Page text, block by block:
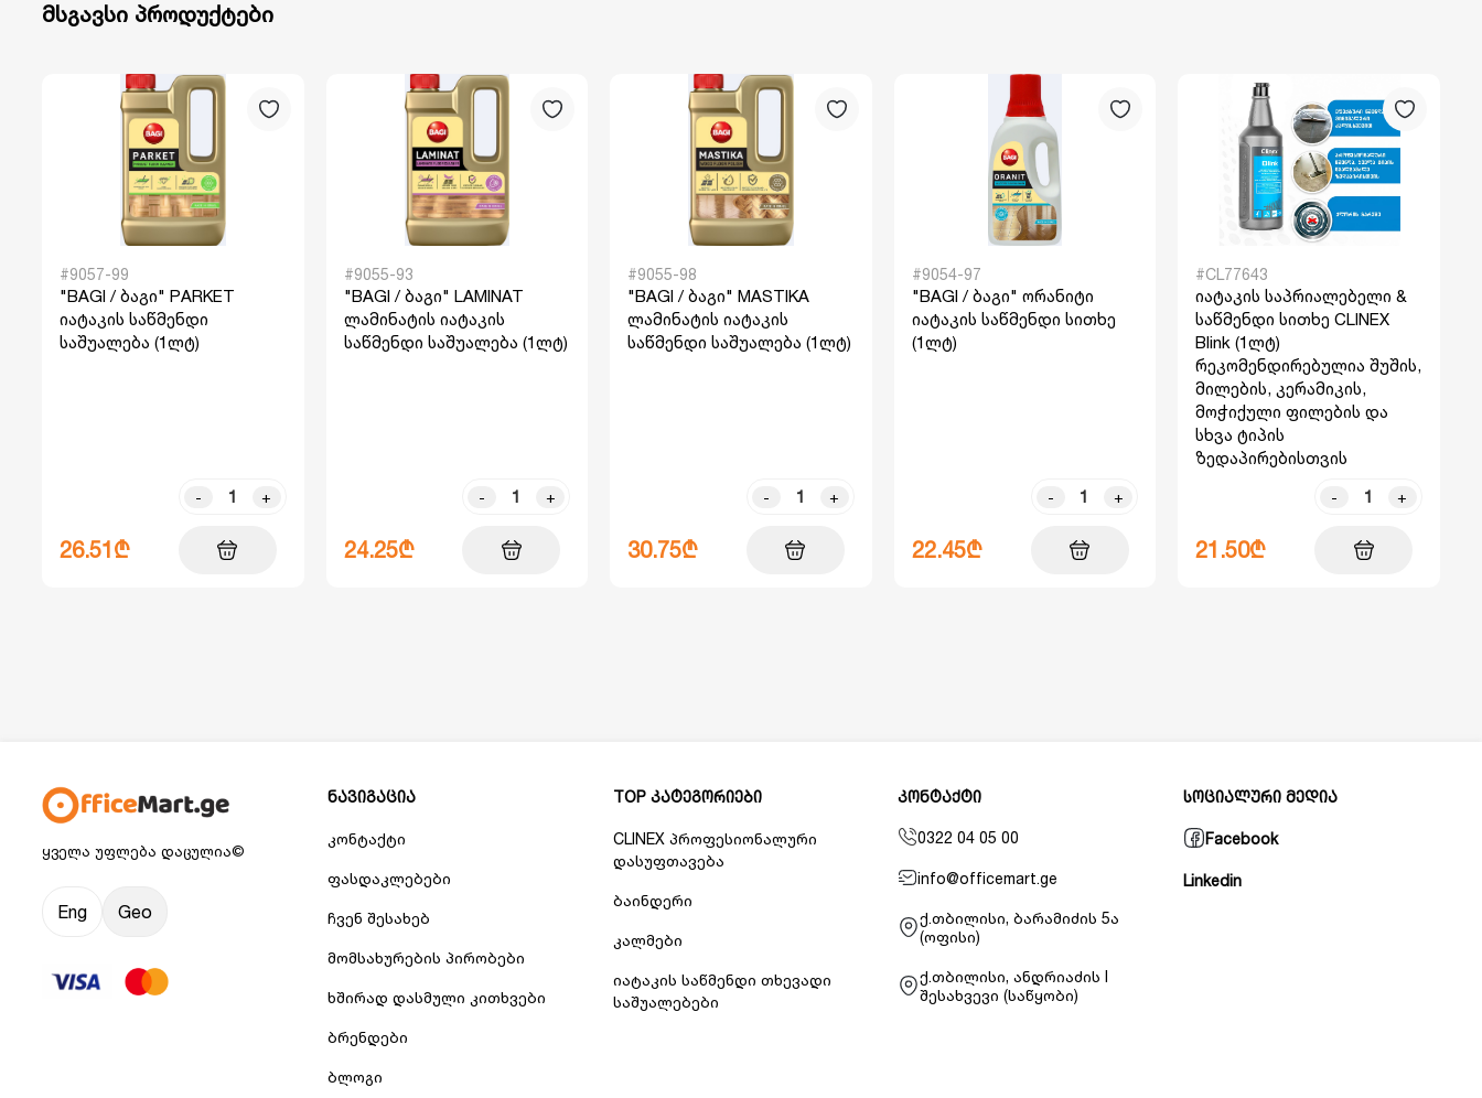
მსგავსი პროდუქტები
#9057-99
"BAGI / ბაგი" PARKET
იატაკის საწმენდი
საშუალება (1ლტ)
- +
26.51₾
#9055-93
"BAGI / ბაგი" LAMINAT
ლამინატის იატაკის
საწმენდი საშუალება (1ლტ)
- +
24.25₾
#9055-98
"BAGI / ბაგი" MASTIKA
ლამინატის იატაკის
საწმენდი საშუალება (1ლტ)
- +
30.75₾
#9054-97
"BAGI / ბაგი" ორანიტი
იატაკის საწმენდი სითხე
(1ლტ)
- +
22.45₾
#CL77643
იატაკის საპრიალებელი &
საწმენდი სითხე CLINEX
Blink (1ლტ)
რეკომენდირებულია შუშის,
მილების, კერამიკის,
მოჭიქული ფილების და
სხვა ტიპის
ზედაპირებისთვის
- +
21.50₾
ყველა უფლება დაცულია©
Eng Geo
ნავიგაცია
კონტაქტი
ფასდაკლებები
ჩვენ შესახებ
მომსახურების პირობები
ხშირად დასმული კითხვები
ბრენდები
ბლოგი
TOP კატეგორიები
CLINEX პროფესიონალური
დასუფთავება
ბაინდერი
კალმები
იატაკის საწმენდი თხევადი
საშუალებები
კონტაქტი
0322 04 05 00
info@officemart.ge
ქ.თბილისი, ბარამიძის 5ა
(ოფისი)
ქ.თბილისი, ანდრიაძის I
შესახვევი (საწყობი)
სოციალური მედია
Facebook
Linkedin